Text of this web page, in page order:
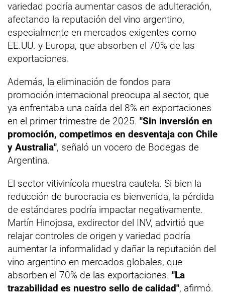
variedad podría aumentar casos de adulteración,
afectando la reputación del vino argentino,
especialmente en mercados exigentes como
EE.UU. y Europa, que absorben el 70% de las
exportaciones.
Además, la eliminación de fondos para
promoción internacional preocupa al sector, que
ya enfrentaba una caída del 8% en exportaciones
en el primer trimestre de 2025. "Sin inversión en
promoción, competimos en desventaja con Chile
y Australia", señaló un vocero de Bodegas de
Argentina.
El sector vitivinícola muestra cautela. Si bien la
reducción de burocracia es bienvenida, la pérdida
de estándares podría impactar negativamente.
Martín Hinojosa, exdirector del INV, advirtió que
relajar controles de origen y variedad podría
aumentar la informalidad y dañar la reputación del
vino argentino en mercados globales, que
absorben el 70% de las exportaciones. "La
trazabilidad es nuestro sello de calidad", afirmó.